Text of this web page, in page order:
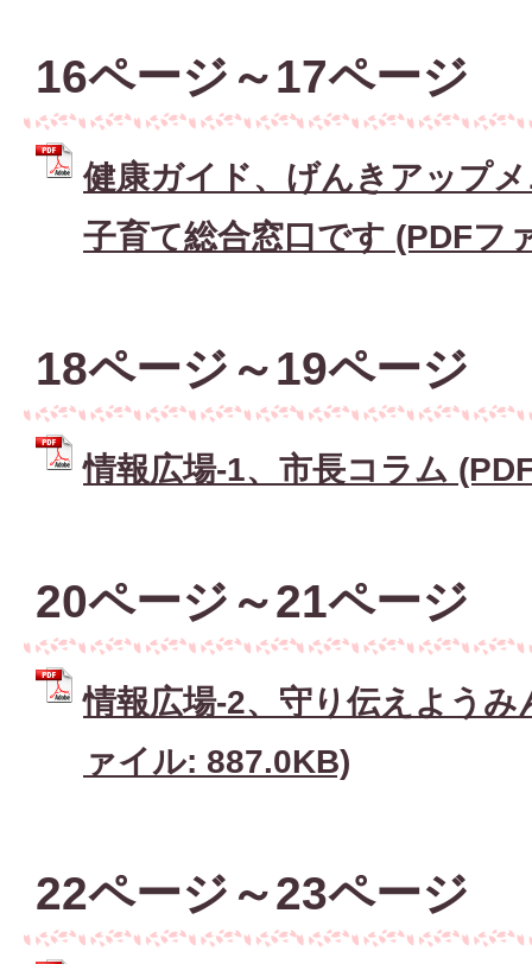
16ページ～17ページ
健康ガイド、げんきアップ
子育て総合窓口です (PDFフ
18ページ～19ページ
情報広場-1、市長コラム
20ページ～21ページ
情報広場-2、守り伝えよう
ァイル: 887.0KB)
22ページ～23ページ